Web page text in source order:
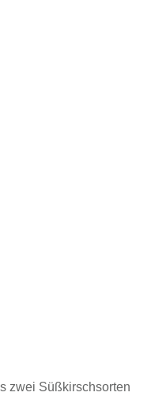
zwei Süßkirschsorten